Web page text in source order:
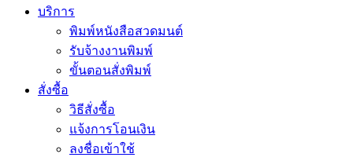
บริการ
พิมพ์หนังสือสวดมนต์
รับจ้างงานพิมพ์
ขั้นตอนสั่งพิมพ์
สั่งซื้อ
วิธีสั่งซื้อ
แจ้งการโอนเงิน
ลงชื่อเข้าใช้